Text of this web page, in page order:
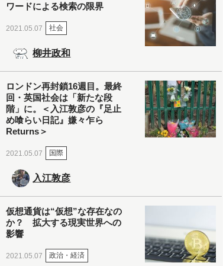
ワードによる検索の限界
2021.05.07 社会
柳井政和
ロンドン再封鎖16週目。最終
回・英国社会は「新たな段
階」に。＜入江敦彦の『足止
め喰らい日記』嫌々乍ら
Returns＞
2021.05.07 国際
入江敦彦
仮想通貨は“仮想”な存在なの
か？ 拡大する現実世界への
影響
2021.05.07 政治・経済